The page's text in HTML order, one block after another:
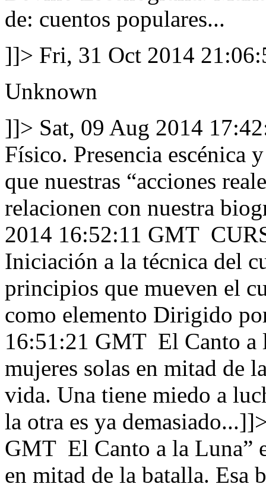
de: cuentos populares...
]]> Fri, 31 Oct 2014
Unknown
]]> Sat, 09 Aug 2014
Físico. Presencia escénica
que nuestras “acciones
relacionen con nuestra
2014 16:52:11 GMT
Iniciación a la técnica del
principios que mueven el
como elemento Dirigido
16:51:21 GMT El Canto a
mujeres solas en mitad de
vida. Una tiene miedo a
la otra es ya
GMT El Canto a la Luna”
en mitad de la batalla. Esa